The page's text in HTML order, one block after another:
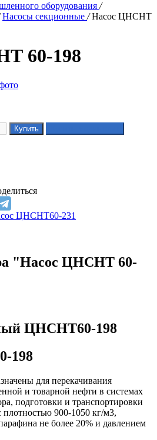
оборудования /
Насосы секционные / Насос ЦНСНТ
60-198
ЦНСНТ60-231
"Насос ЦНСНТ 60-
ЦНСНТ60-198
198
для перекачивания
и товарной нефти в системах
подготовки и транспортировки
плотностью 900-1050 кг/м3,
не более 20% и давлением